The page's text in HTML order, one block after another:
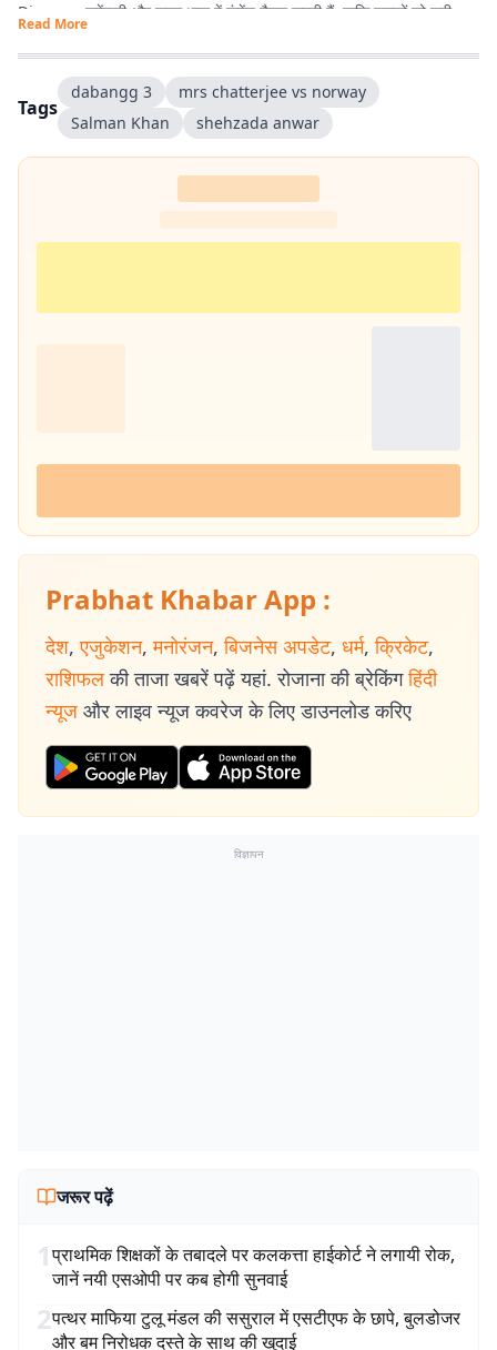
Discover फ्रेंडली और सरल भाषा में कंटेंट तैयार करती हैं, ताकि पाठकों को सही
Read More
Tags
dabangg 3
mrs chatterjee vs norway
Salman Khan
shehzada anwar
Prabhat Khabar App :
देश, एजुकेशन, मनोरंजन, बिजनेस अपडेट, धर्म, क्रिकेट,
राशिफल की ताजा खबरें पढ़ें यहां. रोजाना की ब्रेकिंग हिंदी
न्यूज और लाइव न्यूज कवरेज के लिए डाउनलोड करिए
विज्ञापन
जरूर पढ़ें
1प्राथमिक शिक्षकों के तबादले पर कलकत्ता हाईकोर्ट ने लगायी रोक,
जानें नयी एसओपी पर कब होगी सुनवाई
2पत्थर माफिया टुलू मंडल की ससुराल में एसटीएफ के छापे, बुलडोजर
और बम निरोधक दस्ते के साथ की खुदाई